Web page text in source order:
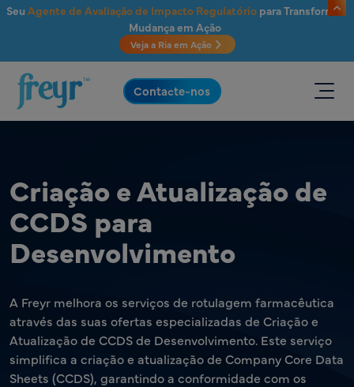
Saltar para o conteúdo principal
Seu Agente de Avaliação de Impacto Regulatóriopara Transformar
Mudança em Ação
Veja a Ria em Ação
.
Contacte-nos
Criação e Atualização de
CCDS para
Desenvolvimento
A Freyr melhora os serviços de rotulagem farmacêutica
através das suas ofertas especializadas de Criação e
Atualização de CCDS de Desenvolvimento. Este serviço
simplifica a criação e atualização de Company Core Data
Sheets (CCDS), garantindo a conformidade com os